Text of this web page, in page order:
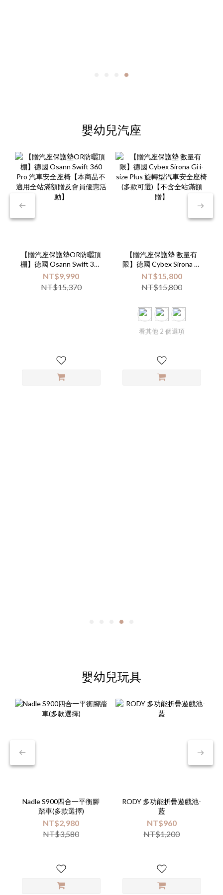
嬰幼兒汽座
【贈汽座保護墊OR防曬頂
棚】德國 Osann Swift 360
Pro 汽車安全座椅【本商品
不適用全站滿額贈及會員
優惠活動】
NT$9,990
NT$15,370
【贈汽座保護墊 數量有
限】德國 Cybex Sirona Gi
i-size Plus 旋轉型汽車安全
座椅(多款可選)【不含全站
滿額贈】
NT$15,800
NT$15,800
看其他 2 個選項
嬰幼兒玩具
Nadle S900四合一平衡腳
踏車(多款選擇)
NT$2,980
NT$3,580
RODY 多功能折疊遊戲池-
藍
NT$960
NT$1,200